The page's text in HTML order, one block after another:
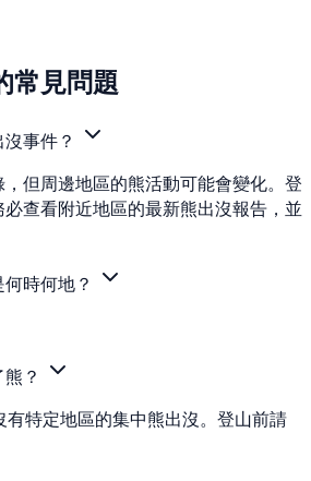
常見問題
事件？
但周邊地區的熊活動可能會變化。登
查看附近地區的最新熊出沒報告，並
時何地？
？
特定地區的集中熊出沒。登山前請